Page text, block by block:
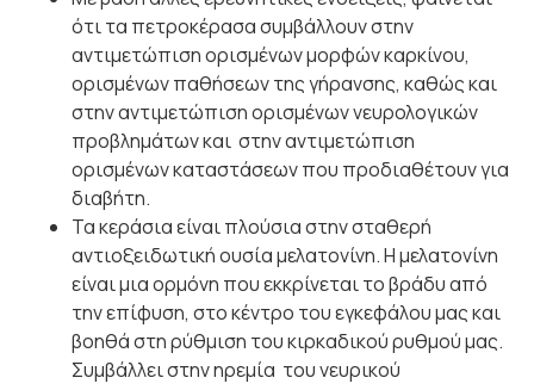
ότι τα πετροκέρασα συμβάλλουν στην
αντιμετώπιση ορισμένων μορφών καρκίνου,
ορισμένων παθήσεων της γήρανσης, καθώς και
στην αντιμετώπιση ορισμένων νευρολογικών
προβλημάτων και στην αντιμετώπιση
ορισμένων καταστάσεων που προδιαθέτουν για
διαβήτη.
Τα κεράσια είναι πλούσια στην σταθερή
αντιοξειδωτική ουσία μελατονίνη. Η μελατονίνη
είναι μια ορμόνη που εκκρίνεται το βράδυ από
την επίφυση, στο κέντρο του εγκεφάλου μας και
βοηθά στη ρύθμιση του κιρκαδικού ρυθμού μας.
Συμβάλλει στην ηρεμία του νευρικού